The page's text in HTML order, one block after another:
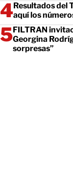
Resultados del
aquí los
FILTRAN
Georgina
sorpresas”